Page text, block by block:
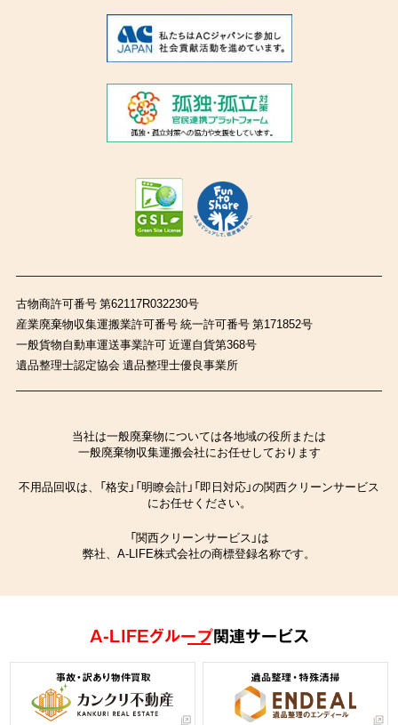
古物商許可番号 第62117R032230号
産業廃棄物収集運搬業許可番号 統一許可番号 第171852号
一般貨物自動車運送事業許可 近運自貨第368号
遺品整理士認定協会 遺品整理士優良事業所
当社は一般廃棄物については各地域の役所または
一般廃棄物収集運搬会社にお任せしております
不用品回収は、「格安」「明瞭会計」「即日対応」の関西クリーンサービス
にお任せください。
「関西クリーンサービス」は
弊社、A-LIFE株式会社の商標登録名称です。
A-LIFEグループ関連サービス